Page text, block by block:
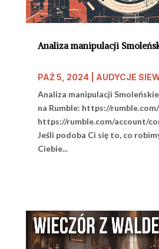
Analiza manipulacji
PAŹ 5, 2024| AUDYCJE
Analiza manipulacji
na Rumble: https://
https://rumble.com/account/
Jeśli podoba Ci się to, co
Ciebie...